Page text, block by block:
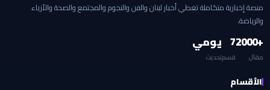
منصة إخبارية متكاملة تغطي أخبار لبنان والفن والنجوم والمجتمع والصحة والأزياء
والرياضة.
+2000
مقال
7
قسم
يومي
تحديث
الأقسام